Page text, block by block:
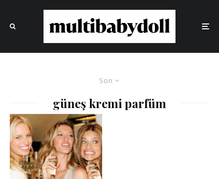
Son
güneş kremi parfüm